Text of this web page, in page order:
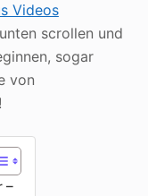
Videos
scrollen und
sogar
von
–